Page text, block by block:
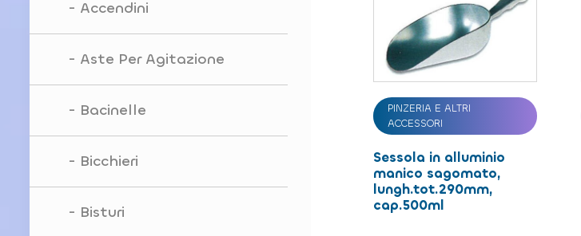
PINZERIA E ALTRI
ACCESSORI
Sessola in alluminio
manico sagomato,
lungh.tot.290mm,
cap.500ml
Accendini
Aste Per Agitazione
Bacinelle
Bicchieri
Bisturi